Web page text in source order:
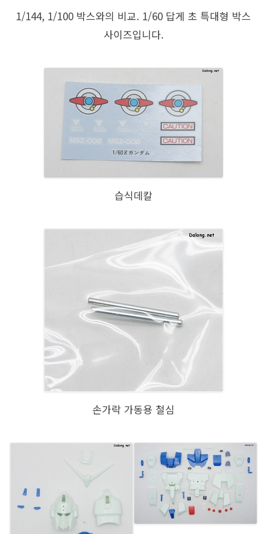
1/144, 1/100 박스와의 비교. 1/60 답게 초 특대형 박스
사이즈입니다.
습식데칼
손가락 가동용 철심